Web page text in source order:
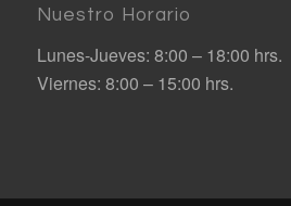
Nuestro Horario
Lunes-Jueves: 8:00 – 18:00 hrs.
Viernes: 8:00 – 15:00 hrs.